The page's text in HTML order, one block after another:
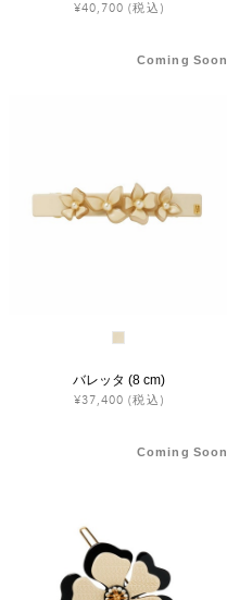
¥40,700 (税込)
Coming Soon
バレッタ (8 cm)
¥37,400 (税込)
Coming Soon